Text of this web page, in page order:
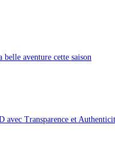
aventure cette saison
Transparence et